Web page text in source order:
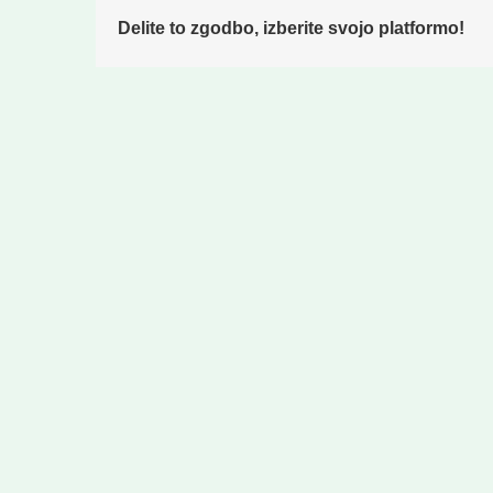
Delite to zgodbo, izberite svojo platformo!